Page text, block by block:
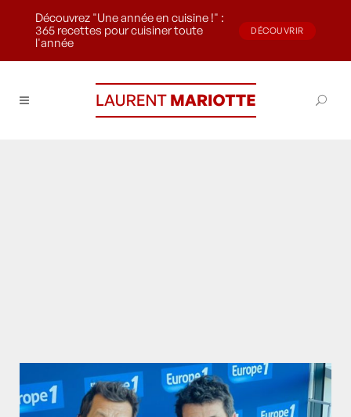
Découvrez "Une année en cuisine !" :
365 recettes pour cuisiner toute
l'année
DÉCOUVRIR